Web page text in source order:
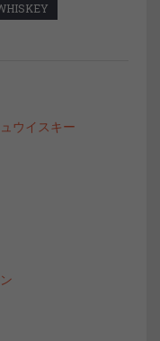
ウイスキー